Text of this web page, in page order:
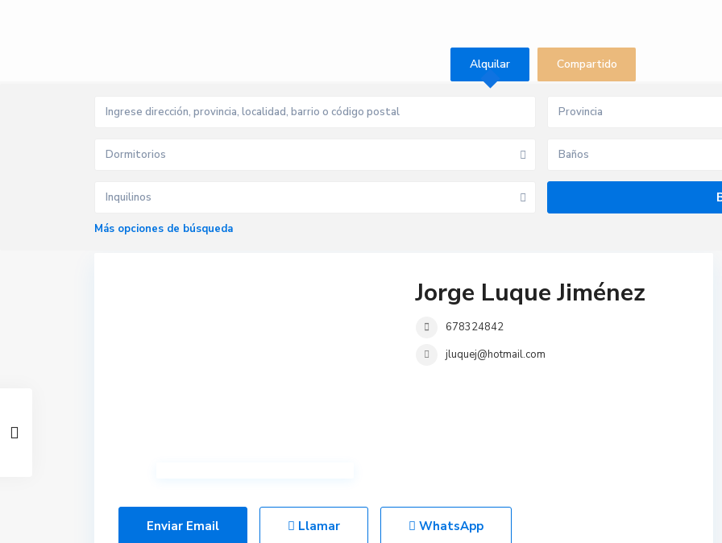
Alquilar Compartido
Provincia
Dormitorios Baños
Inquilinos
Más opciones de búsqueda
Jorge Luque Jiménez
678324842
jluquej@hotmail.com
Enviar Email Llamar WhatsApp